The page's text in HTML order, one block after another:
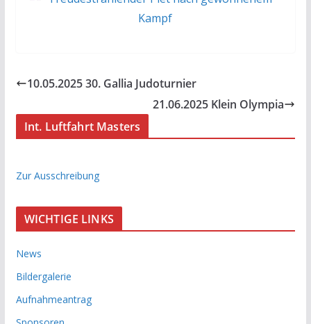
10.05.2025 30. Gallia Judoturnier
21.06.2025 Klein Olympia
Int. Luftfahrt Masters
Zur Ausschreibung
WICHTIGE LINKS
News
Bildergalerie
Aufnahmeantrag